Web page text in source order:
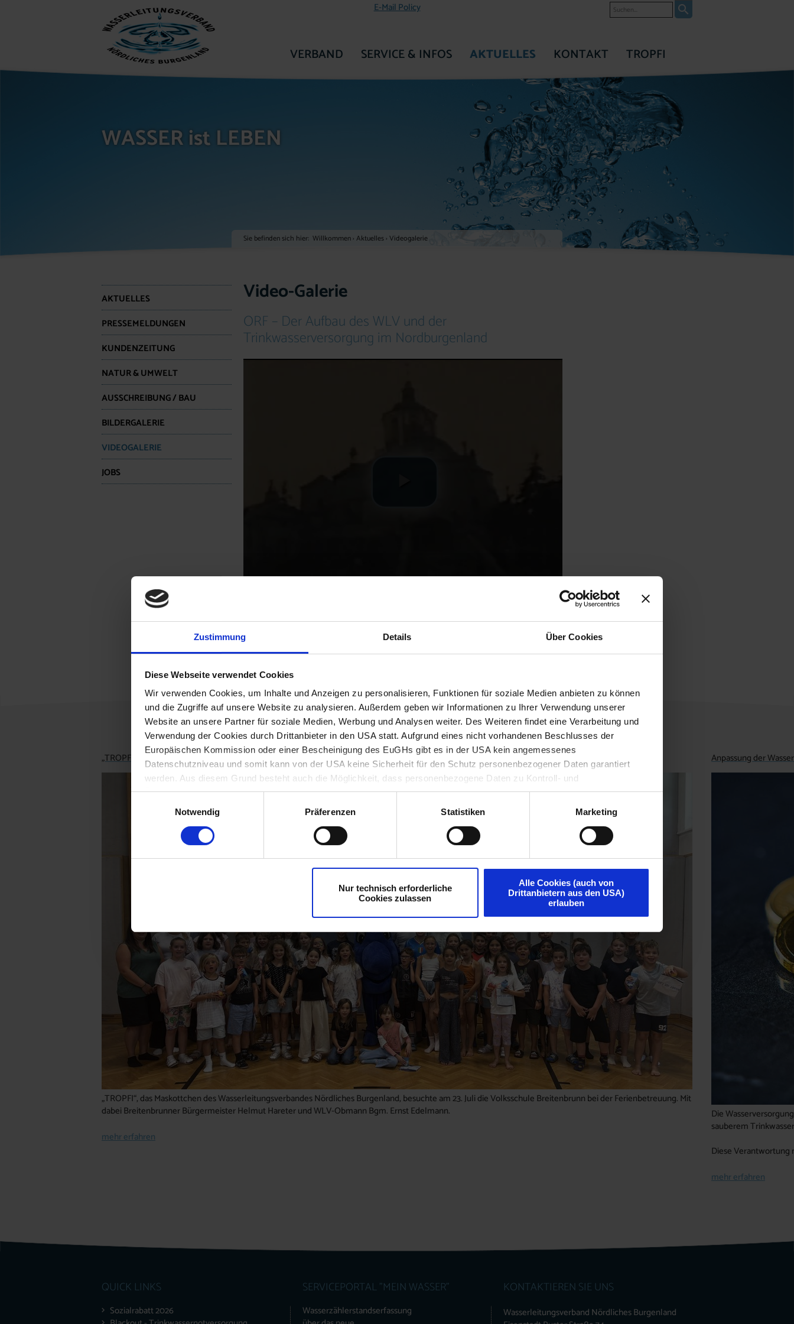
Zustimmung Details Über Cookies
Diese Webseite verwendet Cookies
Wir verwenden Cookies, um Inhalte und Anzeigen zu personalisieren, Funktionen für soziale Medien anbieten zu können
und die Zugriffe auf unsere Website zu analysieren. Außerdem geben wir Informationen zu Ihrer Verwendung unserer
Website an unsere Partner für soziale Medien, Werbung und Analysen weiter. Des Weiteren findet eine Verarbeitung und
Verwendung der Cookies durch Drittanbieter in den USA statt. Aufgrund eines nicht vorhandenen Beschlusses der
Europäischen Kommission oder einer Bescheinigung des EuGHs gibt es in der USA kein angemessenes
Datenschutzniveau und somit kann von der USA keine Sicherheit für den Schutz personenbezogener Daten garantiert
werden. Aus diesem Grund besteht auch die Möglichkeit, dass personenbezogene Daten zu Kontroll- und
Überwachungszwecken durch Behörden herangezogen werden.
Notwendig
Präferenzen Statistiken Marketing
Nur technisch erforderliche
Cookies zulassen
Alle Cookies (auch von
Drittanbietern aus den USA)
erlauben
E-Mail Policy Suche
ZUR STARTSEITE
VERBAND SERVICE & INFOS AKTUELLES KONTAKT TROPFI
WASSER ist LEBEN
Sie befinden sich hier: Willkommen› Aktuelles› Videogalerie
Video-Galerie
ORF – Der Aufbau des WLV und der
Trinkwasserversorgung im Nordburgenland
AKTUELLES
PRESSEMELDUNGEN
KUNDENZEITUNG
NATUR & UMWELT
AUSSCHREIBUNG / BAU
BILDERGALERIE
VIDEOGALERIE
JOBS
AKTUELLES & PRESSEMELDUNGEN
„TROPFI“ zu Besuch in der Volksschule Breitenbrunn
„TROPFI“, das Maskottchen des Wasserleitungsverbandes Nördliches Burgenland, besuchte am 23. Juli die Volksschule Breitenbrunn bei der Ferienbetreuung. Mit
dabei Breitenbrunner Bürgermeister Helmut Hareter und WLV-Obmann Bgm. Ernst Edelmann.
mehr erfahren
Anpassung der
Die
sauberem
Diese Verantwortung
mehr erfahren
QUICK LINKS
Sozialrabatt 2026
SERVICEPORTAL "MEIN WASSER"
Wasserzählerstandserfassung
KONTAKTIEREN SIE UNS
Wasserleitungsverband Nördliches Burgenland